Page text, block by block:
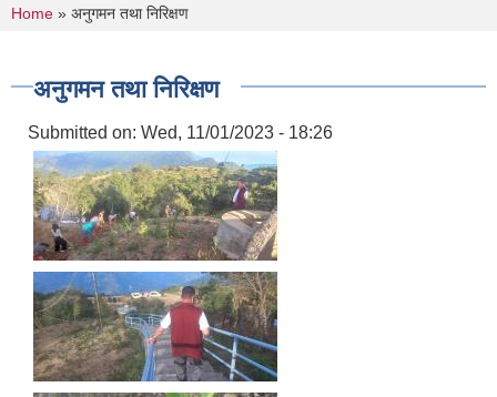
You are here
Home » अनुगमन तथा निरिक्षण
अनुगमन तथा निरिक्षण
Submitted on: Wed, 11/01/2023 - 18:26